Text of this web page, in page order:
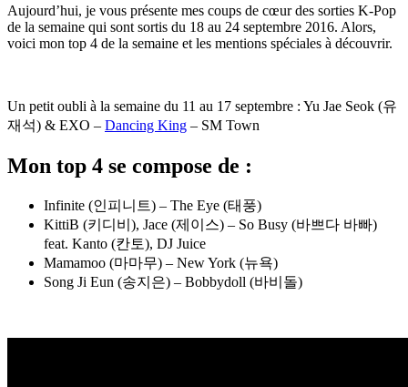
Aujourd’hui, je vous présente mes coups de cœur des sorties K-Pop
de la semaine qui sont sortis du 18 au 24 septembre 2016. Alors,
voici mon top 4 de la semaine et les mentions spéciales à découvrir.
Un petit oubli à la semaine du 11 au 17 septembre : Yu Jae Seok (유
재석) & EXO – Dancing King – SM Town
Mon top 4 se compose de :
Infinite (인피니트) – The Eye (태풍)
KittiB (키디비), Jace (제이스) – So Busy (바쁘다 바빠)
feat. Kanto (칸토), DJ Juice
Mamamoo (마마무) – New York (뉴욕)
Song Ji Eun (송지은) – Bobbydoll (바비돌)